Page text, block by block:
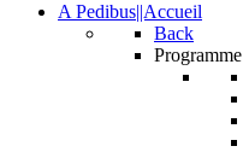
A Pedibus||Accueil
Back